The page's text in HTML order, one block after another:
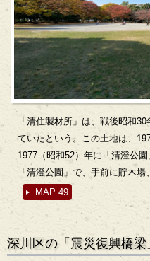
「清住製材所」は、戦後昭和
ていたという。この土地は、
1977（昭和52）年に「清澄公
「清澄公園」で、手前に貯木場
MAP 49
深川区の「震災復興橋梁